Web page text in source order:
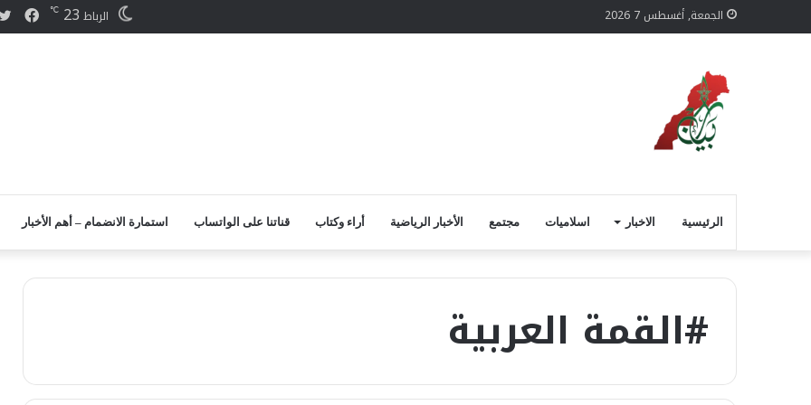
الجمعة, أغسطس 7 2026 الرباط 23
℃
الرئيسية الاخبار اسلاميات مجتمع الأخبار الرياضية أراء وكتاب قناتنا على الواتساب استمارة الانضمام – أهم الأخبار
#القمة العربية